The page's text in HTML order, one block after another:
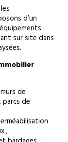
d’un
sur site dans
de
de
;